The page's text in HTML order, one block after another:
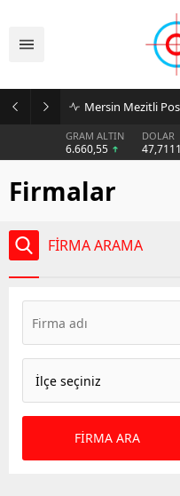
GRAM ALTIN
6.660,55
DOLAR
47,7111
Firmalar
FİRMA ARAMA